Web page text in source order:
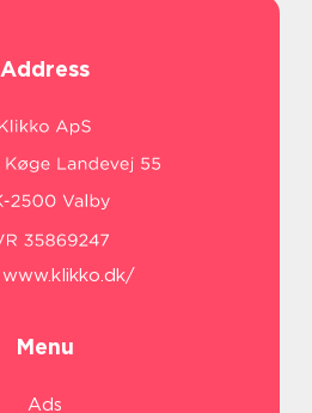
Address
www.klikko.dk/
Menu
Ads